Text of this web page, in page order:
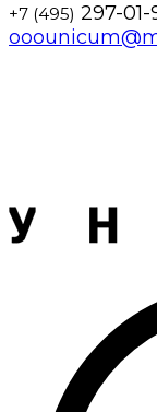
+7 (495) 297-01-